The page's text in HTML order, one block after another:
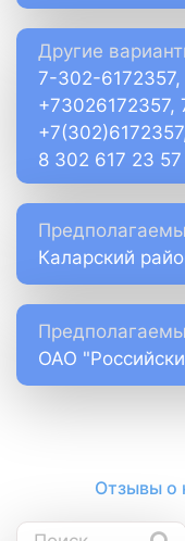
Другие
7-302-
+73026172357,
8 302 617 23 57
Каларский
ОАО
Отзывы о